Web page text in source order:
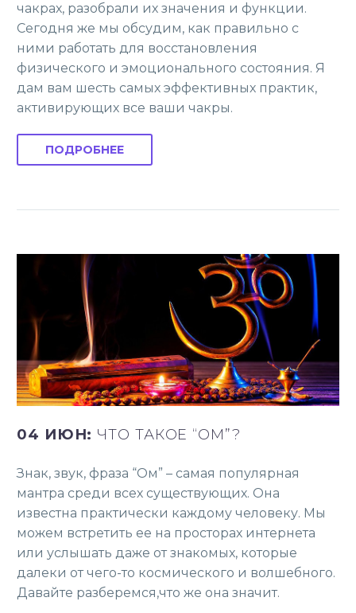
чакрах, разобрали их значения и функции.
Сегодня же мы обсудим, как правильно с
ними работать для восстановления
физического и эмоционального состояния. Я
дам вам шесть самых эффективных практик,
активирующих все ваши чакры.
ПОДРОБНЕЕ
04 ИЮН: ЧТО ТАКОЕ “ОМ”?
Знак, звук, фраза “Ом” – самая популярная
мантра среди всех существующих. Она
известна практически каждому человеку. Мы
можем встретить ее на просторах интернета
или услышать даже от знакомых, которые
далеки от чего-то космического и волшебного.
Давайте разберемся,что же она значит.